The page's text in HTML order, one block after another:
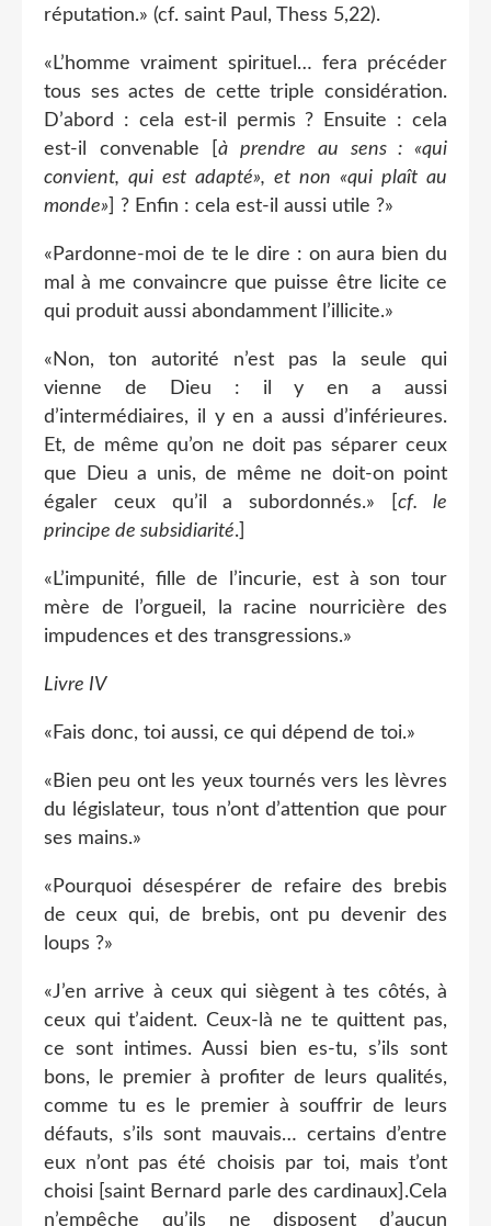
réputation.» (cf. saint Paul, Thess 5,22).
«L’homme vraiment spirituel… fera précéder
tous ses actes de cette triple considération.
D’abord : cela est-il permis ? Ensuite : cela
est-il convenable [à prendre au sens : «qui
convient, qui est adapté», et non «qui plaît au
monde» ] ? Enfin : cela est-il aussi utile ?»
«Pardonne-moi de te le dire : on aura bien du
mal à me convaincre que puisse être licite ce
qui produit aussi abondamment l’illicite.»
«Non, ton autorité n’est pas la seule qui
vienne de Dieu : il y en a aussi
d’intermédiaires, il y en a aussi d’inférieures.
Et, de même qu’on ne doit pas séparer ceux
que Dieu a unis, de même ne doit-on point
égaler ceux qu’il a subordonnés.» [cf. le
principe de subsidiarité.]
«L’impunité, fille de l’incurie, est à son tour
mère de l’orgueil, la racine nourricière des
impudences et des transgressions.»
Livre IV
«Fais donc, toi aussi, ce qui dépend de toi.»
«Bien peu ont les yeux tournés vers les lèvres
du législateur, tous n’ont d’attention que pour
ses mains.»
«Pourquoi désespérer de refaire des brebis
de ceux qui, de brebis, ont pu devenir des
loups ?»
«J’en arrive à ceux qui siègent à tes côtés, à
ceux qui t’aident. Ceux-là ne te quittent pas,
ce sont intimes. Aussi bien es-tu, s’ils sont
bons, le premier à profiter de leurs qualités,
comme tu es le premier à souffrir de leurs
défauts, s’ils sont mauvais… certains d’entre
eux n’ont pas été choisis par toi, mais t’ont
choisi [saint Bernard parle des cardinaux].Cela
n’empêche qu’ils ne disposent d’aucun